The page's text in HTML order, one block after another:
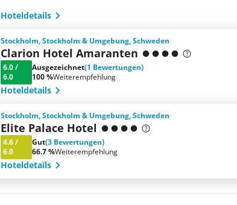
Hoteldetails
Stockholm, Stockholm & Umgebung, Schweden
Clarion Hotel Amaranten
6.0/
6.0
Ausgezeichnet(1 Bewertungen)
100 %Weiterempfehlung
Hoteldetails
Stockholm, Stockholm & Umgebung, Schweden
Elite Palace Hotel
4.6/
6.0
Gut(3 Bewertungen)
66.7 %Weiterempfehlung
Hoteldetails